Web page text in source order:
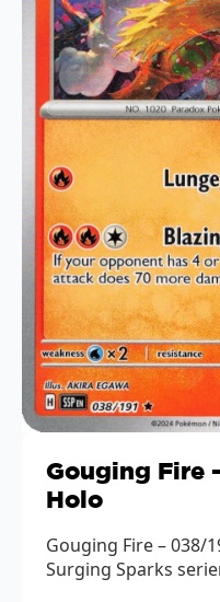
Gouging Fire
Holo
Gouging Fire – 038/
Surging Sparks